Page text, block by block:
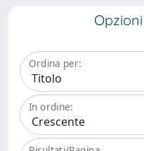
Opzioni
Ordina per:
In ordine: